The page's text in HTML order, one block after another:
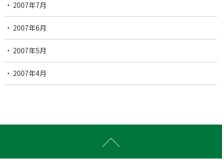
2007年7月
2007年6月
2007年5月
2007年4月